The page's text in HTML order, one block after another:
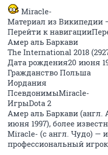
Miracle-
Материал из Википедии
Перейти к
Aмер аль Баркави
The International 2018
Дата рождения20 июня
Гражданство Польша
Иордания
ПсевдонимыMiracle-
ИгрыDota 2
Амер аль Баркави (англ.
июня 1997), более
Miracle- (с англ. Чудо) —
профессиональный